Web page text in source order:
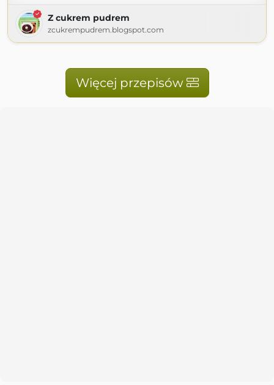
Z cukrem pudrem
zcukrempudrem.blogspot.com
Więcej przepisów